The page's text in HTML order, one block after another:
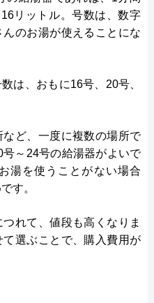
リットル。号数は、数字
のお湯が使えることにな
は、おもに16号、20号、
ど、一度に複数の場所で
～24号の給湯器がよいで
湯を使うことがない場合
す。
れて、値段も高くなりま
選ぶことで、購入費用が